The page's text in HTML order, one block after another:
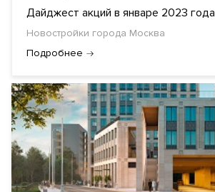
Дайджест акций в январе 2023 года
Новостройки города Москва
Подробнее